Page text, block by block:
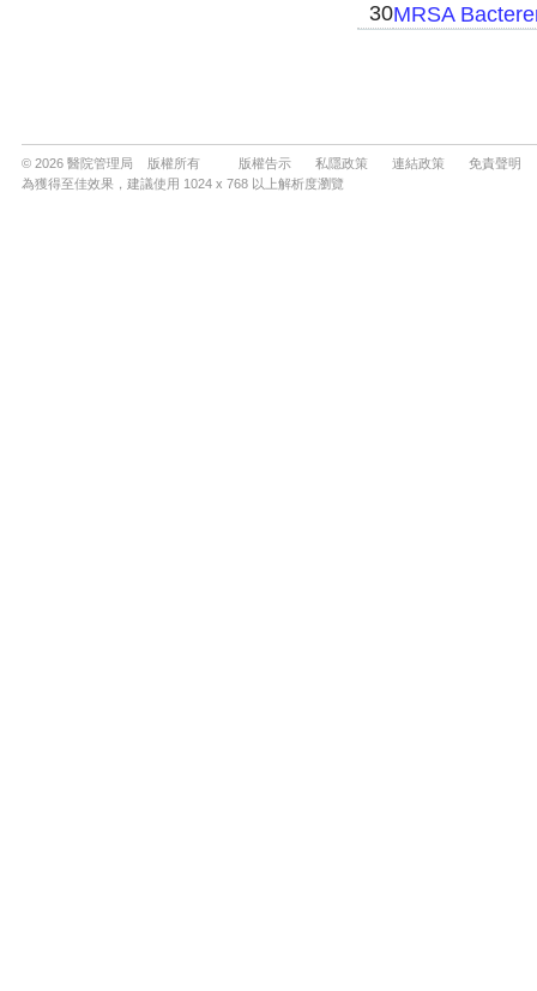
© 2026 醫院管理局 版權所有 版權告示 私隱政策 連結政策
免責聲明
為獲得至佳效果，建議使用 1024 x 768 以上解析度瀏覽